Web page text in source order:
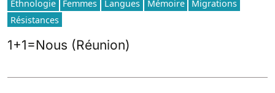
Ethnologie Femmes Langues Mémoire
Migrations
Résistances
1+1=Nous (Réunion)